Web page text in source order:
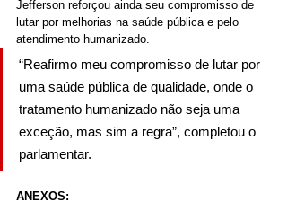
Jefferson reforçou ainda seu compromisso de
lutar por melhorias na saúde pública e pelo
atendimento humanizado.
“Reafirmo meu compromisso de lutar por
uma saúde pública de qualidade, onde o
tratamento humanizado não seja uma
exceção, mas sim a regra”, completou o
parlamentar.
ANEXOS: